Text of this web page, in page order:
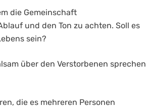
die Gemeinschaft
und den Ton zu achten. Soll es
sein?
über den Verstorbenen sprechen
die es mehreren Personen